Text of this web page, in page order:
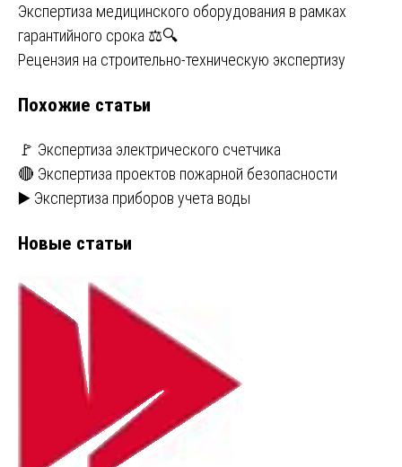
Навигация
по
Экспертиза медицинского оборудования в рамках
гарантийного срока ⚖️🔍
Рецензия на строительно-техническую экспертизу
Похожие статьи
🚩 Экспертиза электрического счетчика
🔴 Экспертиза проектов пожарной безопасности
▶️ Экспертиза приборов учета воды
Новые статьи